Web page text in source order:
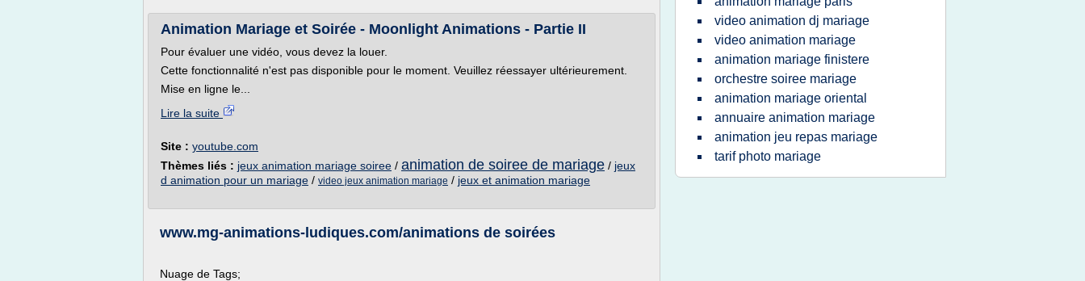
Animation Mariage et Soirée - Moonlight Animations - Partie II
Pour évaluer une vidéo, vous devez la louer.
Cette fonctionnalité n'est pas disponible pour le moment. Veuillez réessayer ultérieurement.
Mise en ligne le...
Lire la suite
Site : youtube.com
Thèmes liés : jeux animation mariage soiree / animation de soiree de mariage / jeux
d animation pour un mariage / video jeux animation mariage / jeux et animation mariage
www.mg-animations-ludiques.com/animations de soirées
Nuage de Tags;
video animation dj mariage
video animation mariage
animation mariage finistere
orchestre soiree mariage
animation mariage oriental
annuaire animation mariage
animation jeu repas mariage
tarif photo mariage